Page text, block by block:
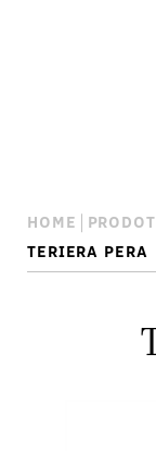
HOME
TERIERA PERA